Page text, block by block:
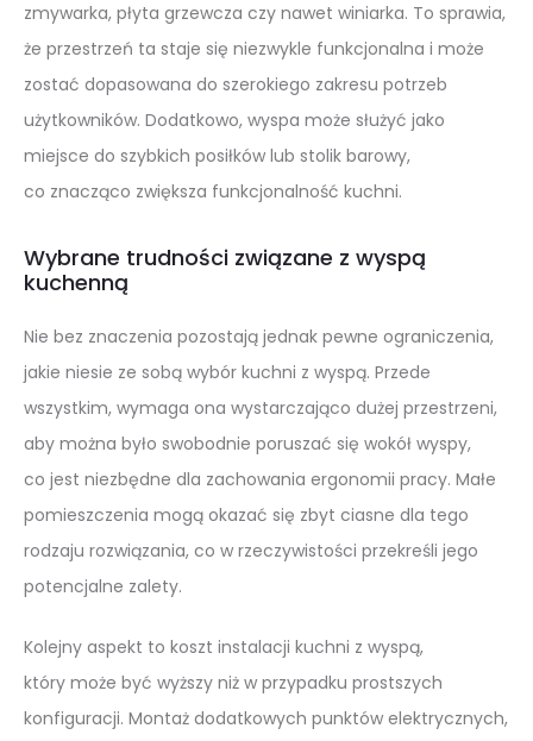
zmywarka, płyta grzewcza czy nawet winiarka. To sprawia,
że przestrzeń ta staje się niezwykle funkcjonalna i może
zostać dopasowana do szerokiego zakresu potrzeb
użytkowników. Dodatkowo, wyspa może służyć jako
miejsce do szybkich posiłków lub stolik barowy,
co znacząco zwiększa funkcjonalność kuchni.
Wybrane trudności związane z wyspą
kuchenną
Nie bez znaczenia pozostają jednak pewne ograniczenia,
jakie niesie ze sobą wybór kuchni z wyspą. Przede
wszystkim, wymaga ona wystarczająco dużej przestrzeni,
aby można było swobodnie poruszać się wokół wyspy,
co jest niezbędne dla zachowania ergonomii pracy. Małe
pomieszczenia mogą okazać się zbyt ciasne dla tego
rodzaju rozwiązania, co w rzeczywistości przekreśli jego
potencjalne zalety.
Kolejny aspekt to koszt instalacji kuchni z wyspą,
który może być wyższy niż w przypadku prostszych
konfiguracji. Montaż dodatkowych punktów elektrycznych,